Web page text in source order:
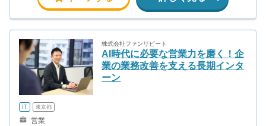
株式会社ファンリピート
AI時代に必要な営業力を磨く！企
業の業務改善を支える長期インタ
ーン
IT 東京都
営業